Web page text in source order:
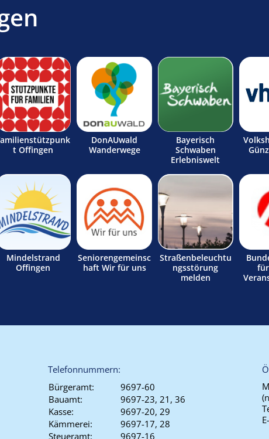
t Offingen
DonAUwald
Wanderwege
Bayerisch
Schwaben
Erlebniswelt
Mindelstrand
Offingen
Seniorengemeinsc
haft Wir für uns
Straßenbeleuchtu
ngsstörung
melden
Telefonnummern:
Bürgeramt:
9697-60
Bauamt:
9697-23, 21, 36
Kasse:
9697-20, 29
Kämmerei:
9697-17, 28
Steueramt:
9697-16